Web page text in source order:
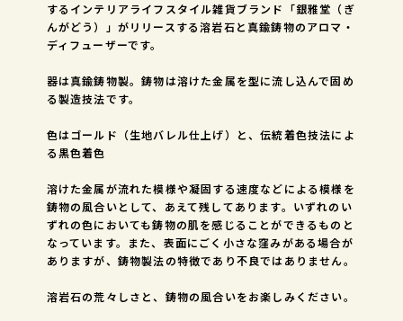
するインテリアライフスタイル雑貨ブランド「銀雅堂（ぎ
んがどう）」がリリースする溶岩石と真鍮鋳物のアロマ・
ディフューザーです。
器は真鍮鋳物製。鋳物は溶けた金属を型に流し込んで固め
る製造技法です。
色はゴールド（生地バレル仕上げ）と、伝統着色技法によ
る黒色着色
溶けた金属が流れた模様や凝固する速度などによる模様を
鋳物の風合いとして、あえて残してあります。いずれのい
ずれの色においても鋳物の肌を感じることができるものと
なっています。また、表面にごく小さな窪みがある場合が
ありますが、鋳物製法の特徴であり不良ではありません。
溶岩石の荒々しさと、鋳物の風合いをお楽しみください。